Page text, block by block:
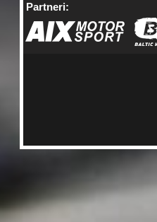
Partneri: